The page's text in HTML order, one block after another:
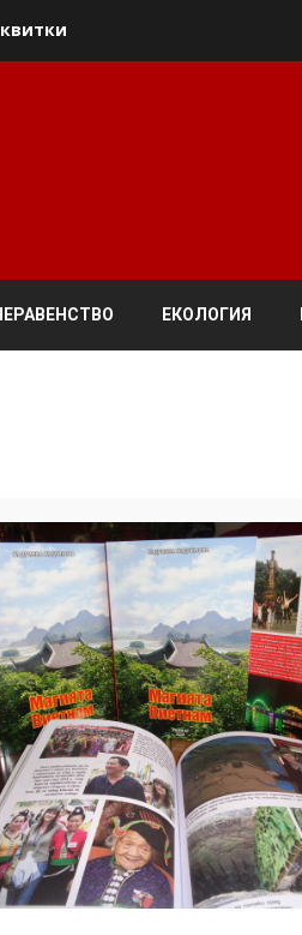
ЕКОЛОГИЯ